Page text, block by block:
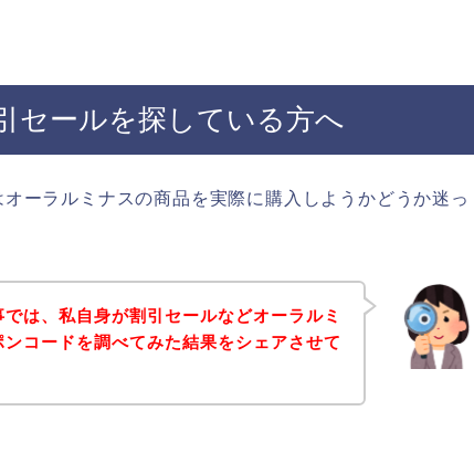
セールを探している方へ
ーラルミナスの商品を実際に購入しようかどうか迷っ
は、私自身が割引セールなどオーラルミ
コードを調べてみた結果をシェアさせて